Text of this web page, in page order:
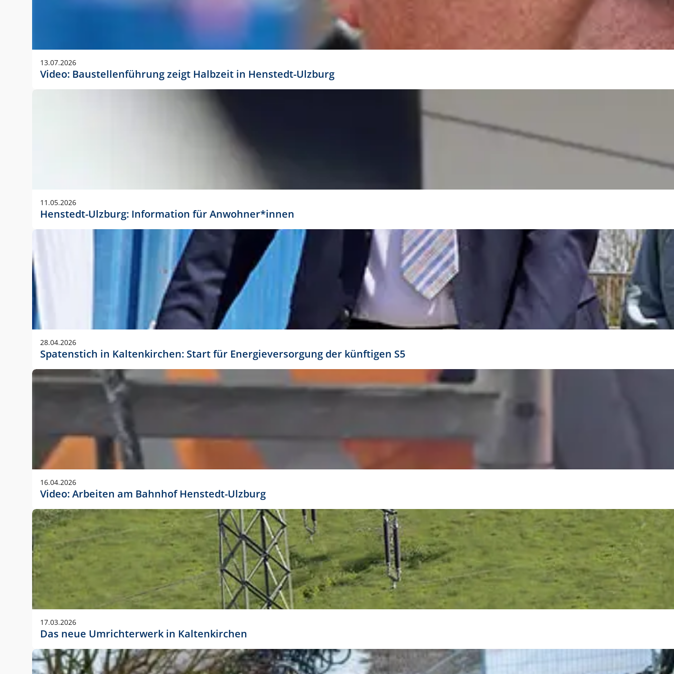
Anwendungsgröße im Layout:
Die Logohöhe beträgt 4 – 10 % der jeweiligen Formathöhe. Daraus ergeben sich für gängige Formate
folgende fest definierte Anwendungsgrößen im Layout:
DIN A3 – 15 mm hoch (5 %)
DIN A1 – 39 mm hoch (5 %)
DIN lang – 10 mm hoch (5 %)
1080 x 1080 px – 78 px hoch (7 %)
In Ausnahmefällen darf das Logo jedoch auch größer oder kleiner gesetzt werden. Dazu bedarf es jedoch
stets der vorherigen Absprache mit der Marketingabteilung.
13.07.2026
Video: Baustellenführung zeigt Halbzeit in Henstedt-Ulzburg
11.05.2026
Henstedt-Ulzburg: Information für Anwohner*innen
28.04.2026
Spatenstich in Kaltenkirchen: Start für Energieversorgung der künftigen S5
16.04.2026
Video: Arbeiten am Bahnhof Henstedt-Ulzburg
17.03.2026
Das neue Umrichterwerk in Kaltenkirchen